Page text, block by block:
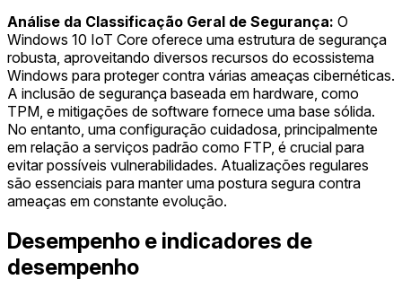
Análise da Classificação Geral de Segurança: O
Windows 10 IoT Core oferece uma estrutura de segurança
robusta, aproveitando diversos recursos do ecossistema
Windows para proteger contra várias ameaças cibernéticas.
A inclusão de segurança baseada em hardware, como
TPM, e mitigações de software fornece uma base sólida.
No entanto, uma configuração cuidadosa, principalmente
em relação a serviços padrão como FTP, é crucial para
evitar possíveis vulnerabilidades. Atualizações regulares
são essenciais para manter uma postura segura contra
ameaças em constante evolução.
Desempenho e indicadores de
desempenho